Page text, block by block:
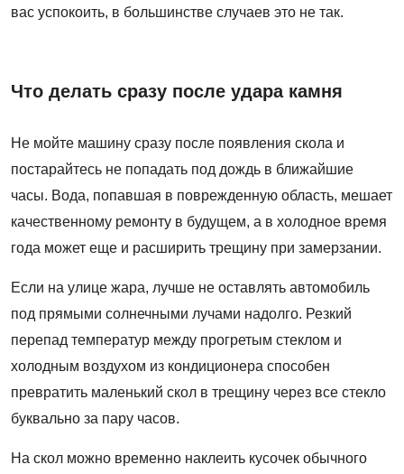
вас успокоить, в большинстве случаев это не так.
Что делать сразу после удара камня
Не мойте машину сразу после появления скола и
постарайтесь не попадать под дождь в ближайшие
часы. Вода, попавшая в поврежденную область, мешает
качественному ремонту в будущем, а в холодное время
года может еще и расширить трещину при замерзании.
Если на улице жара, лучше не оставлять автомобиль
под прямыми солнечными лучами надолго. Резкий
перепад температур между прогретым стеклом и
холодным воздухом из кондиционера способен
превратить маленький скол в трещину через все стекло
буквально за пару часов.
На скол можно временно наклеить кусочек обычного